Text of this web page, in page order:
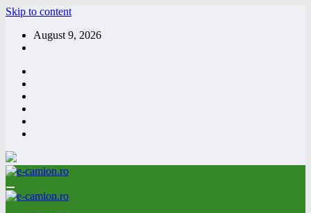
Skip to content
August 9, 2026